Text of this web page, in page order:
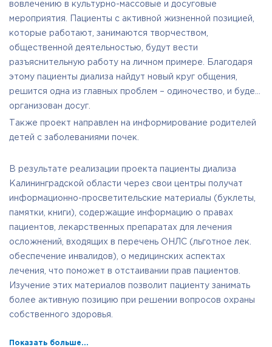
вовлечению в культурно-массовые и досуговые
мероприятия. Пациенты с активной жизненной позицией,
которые работают, занимаются творчеством,
общественной деятельностью, будут вести
разъяснительную работу на личном примере. Благодаря
этому пациенты диализа найдут новый круг общения,
решится одна из главных проблем – одиночество, и будет
организован досуг.
Также проект направлен на информирование родителей
детей с заболеваниями почек.
В результате реализации проекта пациенты диализа
Калининградской области через свои центры получат
информационно-просветительские материалы (буклеты,
памятки, книги), содержащие информацию о правах
пациентов, лекарственных препаратах для лечения
осложнений, входящих в перечень ОНЛС (льготное лек.
обеспечение инвалидов), о медицинских аспектах
лечения, что поможет в отстаивании прав пациентов.
Изучение этих материалов позволит пациенту занимать
более активную позицию при решении вопросов охраны
собственного здоровья.
Показать больше...